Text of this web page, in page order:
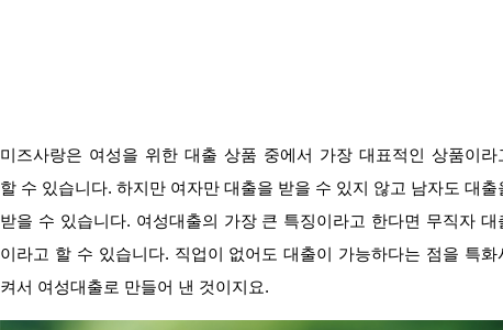
미즈사랑은 여성을 위한 대출 상품 중에서 가장 대표적인 상품이라
할 수 있습니다. 하지만 여자만 대출을 받을 수 있지 않고 남자도 대출
받을 수 있습니다. 여성대출의 가장 큰 특징이라고 한다면 무직자 대
이라고 할 수 있습니다. 직업이 없어도 대출이 가능하다는 점을 특화
켜서 여성대출로 만들어 낸 것이지요.